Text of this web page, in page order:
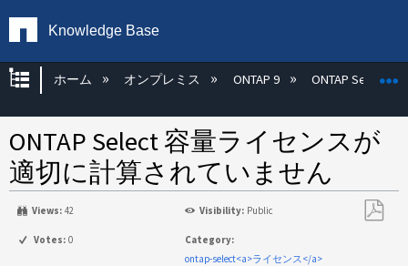
Knowledge Base
グローバル階層を展開/折りたたむ
ホーム オンプレミス ONTAP 9 ONTAP Select
ONTAP Select 容量ライセンスが
適切に計算されていません
Views: 42 Visibility: Public
Votes: 0
Category:
ontap-select<a>ライセンス</a>